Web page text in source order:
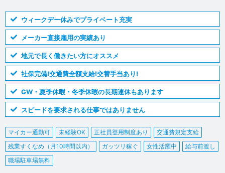
ウィークデー休みでプライベート充実
メーカー直接雇用の実績あり
地元で長く働きたい方にオススメ
社保完備!交通費全額支給!交替手当あり!
GW・夏季休暇・冬季休暇の長期連休もあります
スピードを要求される仕事ではありません
マイカー通勤可 未経験OK 正社員登用制度あり
交通費規定支給
残業すくなめ（月10時間以内）
ガッツリ稼ぐ 女性活躍中
給与前渡し
職場駐車場無料